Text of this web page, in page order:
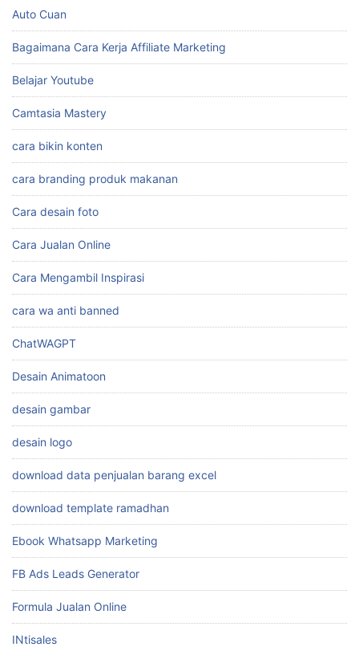
Auto Cuan
Bagaimana Cara Kerja Affiliate Marketing
Belajar Youtube
Camtasia Mastery
cara bikin konten
cara branding produk makanan
Cara desain foto
Cara Jualan Online
Cara Mengambil Inspirasi
cara wa anti banned
ChatWAGPT
Desain Animatoon
desain gambar
desain logo
download data penjualan barang excel
download template ramadhan
Ebook Whatsapp Marketing
FB Ads Leads Generator
Formula Jualan Online
INtisales